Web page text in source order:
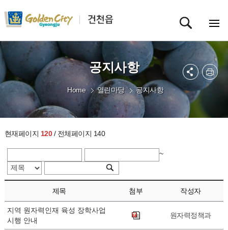
공지사항
Home 열린마당 공지사항
현재페이지 120/ 전체페이지 140
~
제목 첨부 작성자
지역 원자력인재 육성 장학사업
시행 안내
원자력정책과